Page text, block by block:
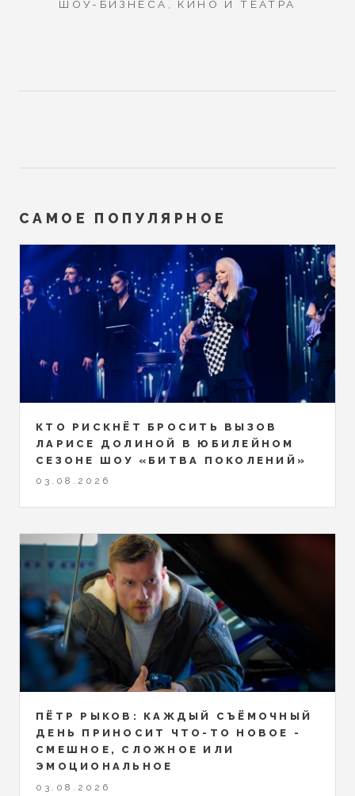
ШОУ-БИЗНЕСА, КИНО И ТЕАТРА
САМОЕ ПОПУЛЯРНОЕ
КТО РИСКНЁТ БРОСИТЬ ВЫЗОВ
ЛАРИСЕ ДОЛИНОЙ В ЮБИЛЕЙНОМ
СЕЗОНЕ ШОУ «БИТВА ПОКОЛЕНИЙ»
03.08.2026
ПЁТР РЫКОВ: КАЖДЫЙ СЪЁМОЧНЫЙ
ДЕНЬ ПРИНОСИТ ЧТО-ТО НОВОЕ -
СМЕШНОЕ, СЛОЖНОЕ ИЛИ
ЭМОЦИОНАЛЬНОЕ
03.08.2026